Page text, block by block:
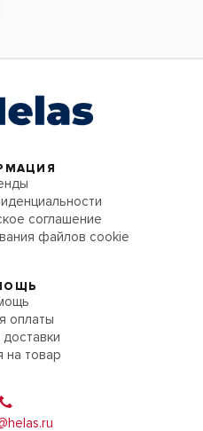
соглашение
файлов cookie
оплаты
на товар